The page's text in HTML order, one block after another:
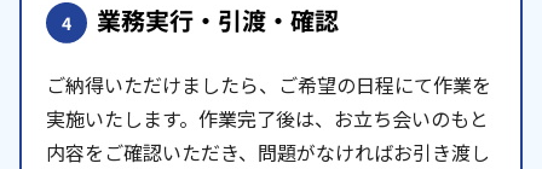
4 業務実行・引渡・確認
ご納得いただけましたら、ご希望の日程にて作業を
実施いたします。作業完了後は、お立ち会いのもと
内容をご確認いただき、問題がなければお引き渡し